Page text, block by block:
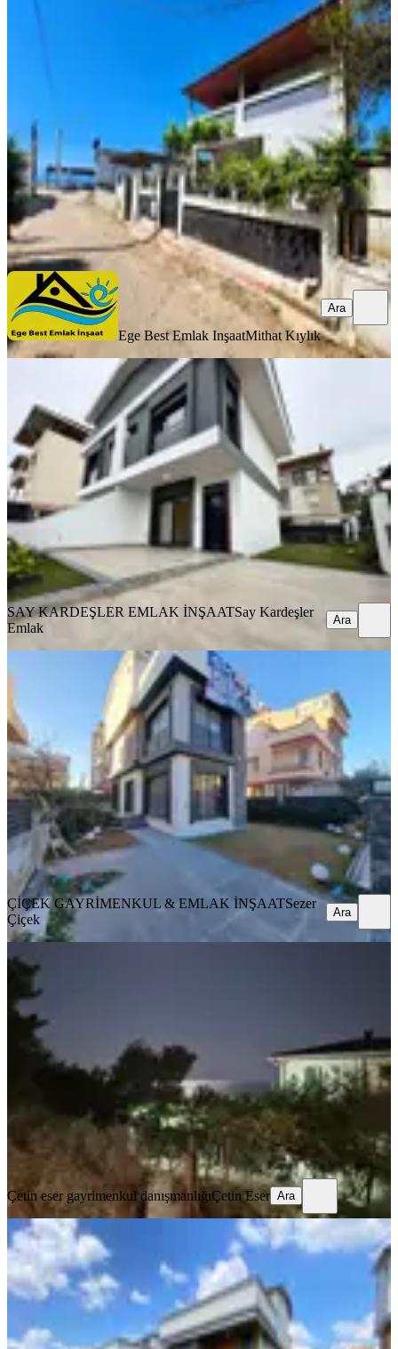
İzmi̇r Menderes Gümüldür De Deni̇ze
Sıfır Satılık 2 Adet Dai̇re 2+2
İzmir, Menderes
170 m²·Yüksek giriş·13.05.2026
9.250.000 ₺
Ege Best Emlak InşaatMithat Kıylık
Ara
Ege Best Emlak InşaatMithat Kıylık
Ara
İzmir Menderes Gümüldür De Fırsat
Villa
İzmir, Menderes
3+1·180 m² 08.05.2026
11.800.000 ₺
SAY KARDEŞLER EMLAK İNŞAATSay Kardeşler Emlak
Ara
SAY KARDEŞLER EMLAK İNŞAATSay Kardeşler
Emlak
Ara
İzmir Menderes Gümüldür De Satılık
3+1 Havuzlu Tekli Villa
İzmir, Menderes
·237 m²·15.01.2026
22.000.000 ₺
ÇİÇEK GAYRİMENKUL & EMLAK İNŞAAT Sezer Çiçek
Ara
ÇİÇEK GAYRİMENKUL & EMLAK İNŞAATSezer
Çiçek
Ara
1+1·55 m² ·2. Kat 13.03.2026
4.900.000 ₺
Çetin eser gayrimenkul danışmanlığı Çetin Eser
Çetin eser gayrimenkul danışmanlığıÇetin Eser Ara
Gümüldür Cumhuriyet’te Satılık 4+1
Müstakil Bahçeli Villa
İzmir, Menderes
4+1
350 m²·29.01.2026